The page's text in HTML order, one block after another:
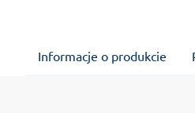
Informacje o produkcie